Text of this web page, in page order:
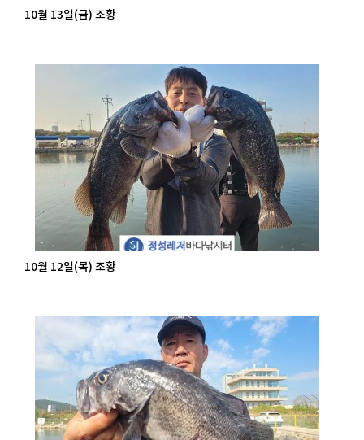
10월 13일(금) 조황
10월 12일(목) 조황